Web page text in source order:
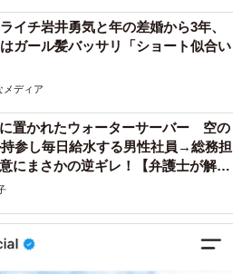
イチ岩井勇気と年の差婚から3年、
ガール髪バッサリ「ショート似合い
メディア
置かれたウォーターサーバー 空の
参し毎日給水する男性社員→総務担
にまさかの逆ギレ！【弁護士が解